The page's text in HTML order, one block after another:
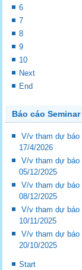
6
7
8
9
10
Next
End
Báo cáo Seminar
V/v tham dự báo
17/4/2026
V/v tham dự báo
05/12/2025
V/v tham dự báo
08/12/2025
V/v tham dự báo
10/11/2025
V/v tham dự báo
20/10/2025
Start